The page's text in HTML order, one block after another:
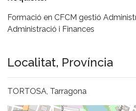
Formació en CFCM gestió
Administració i Finances
Localitat, Província
TORTOSA, Tarragona